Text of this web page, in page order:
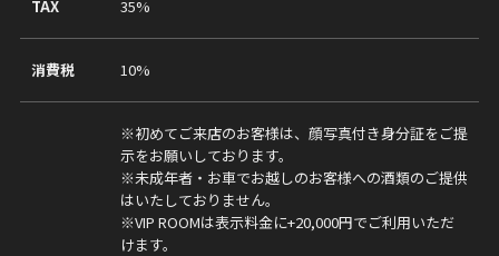
TAX 35%
消費税 10%
※初めてご来店のお客様は、顔写真付き身分証をご提
示をお願いしております。
※未成年者・お車でお越しのお客様への酒類のご提供
はいたしておりません。
※VIP ROOMは表示料金に+20,000円でご利用いただ
けます。